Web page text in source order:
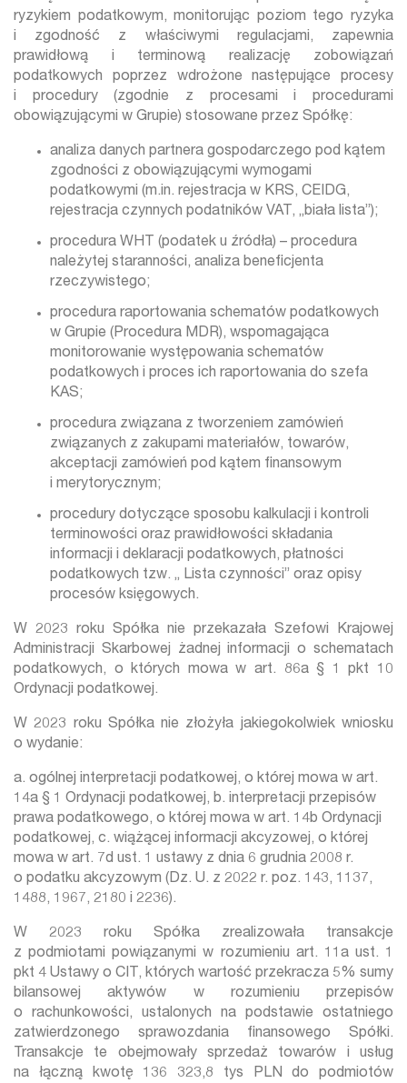
ryzykiem podatkowym, monitorując poziom tego ryzyka
i zgodność z właściwymi regulacjami, zapewnia
prawidłową i terminową realizację zobowiązań
podatkowych poprzez wdrożone następujące procesy
i procedury (zgodnie z procesami i procedurami
obowiązującymi w Grupie) stosowane przez Spółkę:
analiza danych partnera gospodarczego pod kątem
zgodności z obowiązującymi wymogami
podatkowymi (m.in. rejestracja w KRS, CEIDG,
rejestracja czynnych podatników VAT, „biała lista”);
procedura WHT (podatek u źródła) – procedura
należytej staranności, analiza beneficjenta
rzeczywistego;
procedura raportowania schematów podatkowych
w Grupie (Procedura MDR), wspomagająca
monitorowanie występowania schematów
podatkowych i proces ich raportowania do szefa
KAS;
procedura związana z tworzeniem zamówień
związanych z zakupami materiałów, towarów,
akceptacji zamówień pod kątem finansowym
i merytorycznym;
procedury dotyczące sposobu kalkulacji i kontroli
terminowości oraz prawidłowości składania
informacji i deklaracji podatkowych, płatności
podatkowych tzw. „ Lista czynności” oraz opisy
procesów księgowych.
W 2023 roku Spółka nie przekazała Szefowi Krajowej
Administracji Skarbowej żadnej informacji o schematach
podatkowych, o których mowa w art. 86a § 1 pkt 10
Ordynacji podatkowej.
W 2023 roku Spółka nie złożyła jakiegokolwiek wniosku
o wydanie:
a. ogólnej interpretacji podatkowej, o której mowa w art.
14a § 1 Ordynacji podatkowej, b. interpretacji przepisów
prawa podatkowego, o której mowa w art. 14b Ordynacji
podatkowej, c. wiążącej informacji akcyzowej, o której
mowa w art. 7d ust. 1 ustawy z dnia 6 grudnia 2008 r.
o podatku akcyzowym (Dz. U. z 2022 r. poz. 143, 1137,
1488, 1967, 2180 i 2236).
W 2023 roku Spółka zrealizowała transakcje
z podmiotami powiązanymi w rozumieniu art. 11a ust. 1
pkt 4 Ustawy o CIT, których wartość przekracza 5% sumy
bilansowej aktywów w rozumieniu przepisów
o rachunkowości, ustalonych na podstawie ostatniego
zatwierdzonego sprawozdania finansowego Spółki.
Transakcje te obejmowały sprzedaż towarów i usług
na łączną kwotę 136 323,8 tys PLN do podmiotów